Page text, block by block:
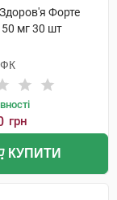
Форте
мг 30 шт
грн
КУПИТИ